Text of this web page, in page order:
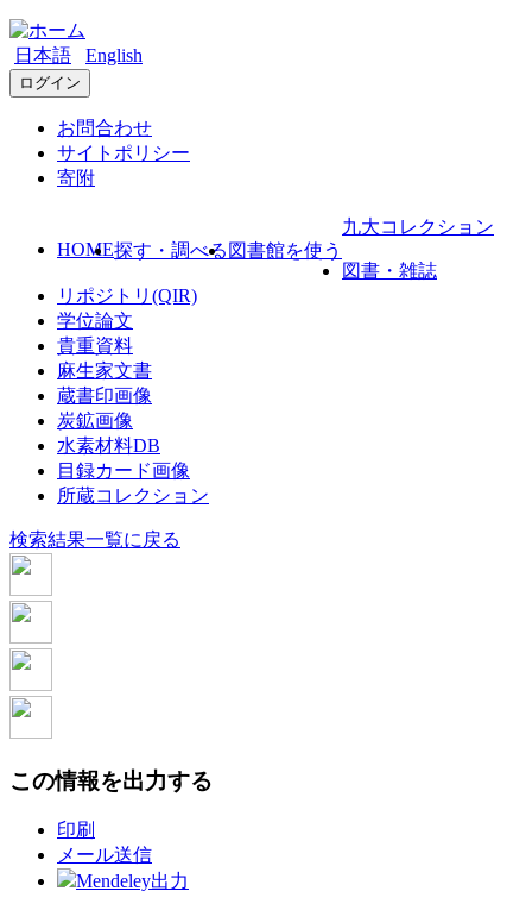
日本語 English
ログイン
お問合わせ
サイトポリシー
寄附
HOME探す・調べる 図書館を使う
九大コレクション
図書・雑誌
リポジトリ(QIR)
学位論文
貴重資料
麻生家文書
蔵書印画像
炭鉱画像
水素材料DB
目録カード画像
所蔵コレクション
検索結果一覧に戻る
この情報を出力する
印刷
メール送信
Mendeley出力